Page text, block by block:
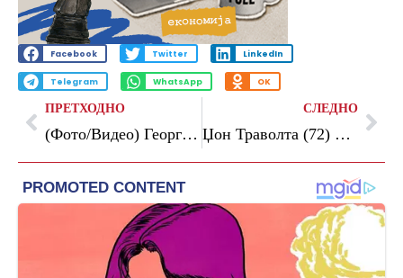
Facebook Twitter LinkedIn
Telegram WhatsApp OK
ПРЕТХОДНО
(Фото/Видео) Георгина како Мерилин Монро: Краток фустан и длабоко деколте за да го „запечатат“ нејзиното пристигнување во Кан
СЛЕДНО
Џон Траволта (72) објасни зошто носел беретка во Кан